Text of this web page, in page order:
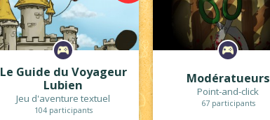
Le Guide du Voyageur
Lubien
Jeu d'aventure textuel
104 participants
Modératueurs
Point-and-click
67 participants